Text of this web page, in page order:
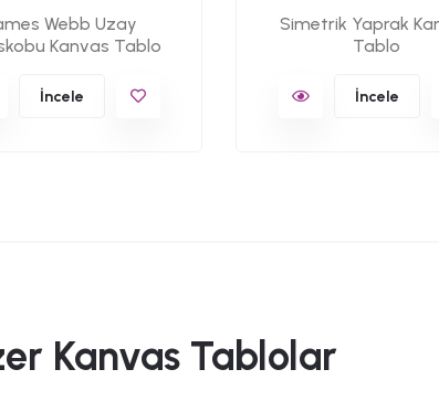
Webb Uzay
Kanvas Tablo
İncele
Simetrik Yaprak
Tablo
İncele
Kanvas Tablolar